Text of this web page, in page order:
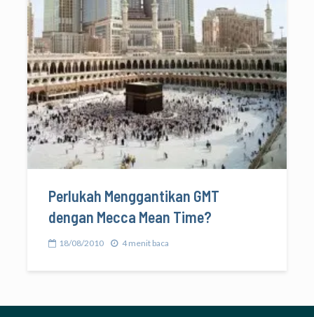
Perlukah Menggantikan GMT
dengan Mecca Mean Time?
18/08/2010 4 menit baca